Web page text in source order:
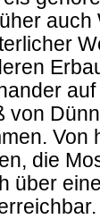
von
Von
die
über